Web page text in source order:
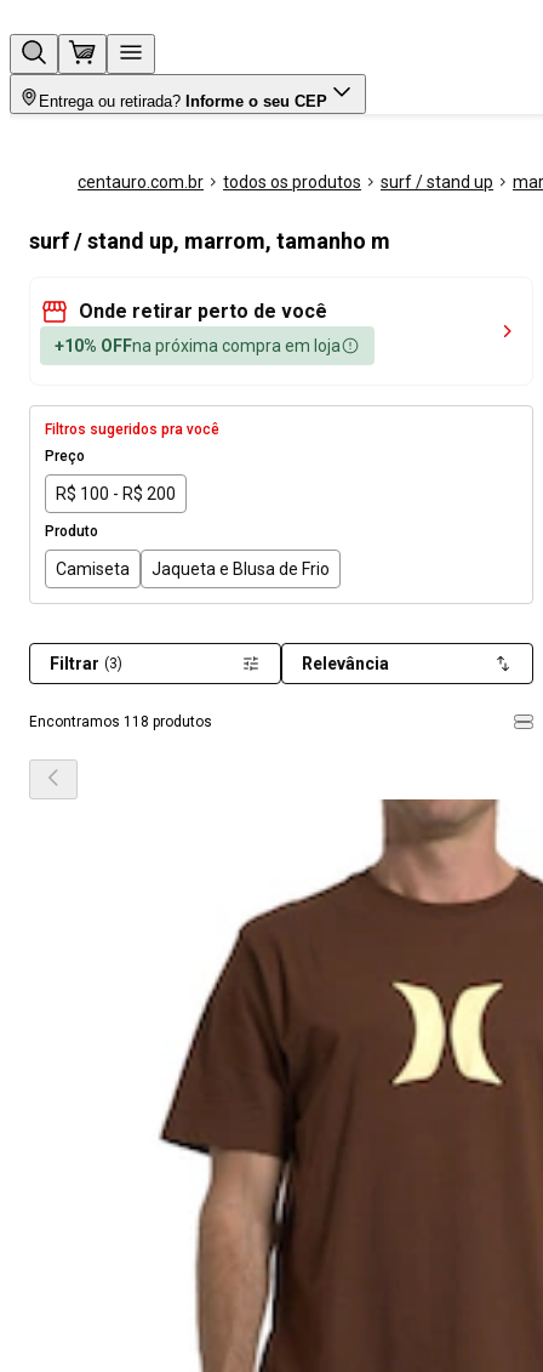
Entrega ou retirada? Informe o seu CEP
centauro.com.br todos os produtos surf / stand up
surf / stand up, marrom, tamanho m
Onde retirar perto de você
+10% OFFna próxima compra em loja
Filtros sugeridos pra você
Preço
R$ 100 - R$ 200
Produto
Camiseta Jaqueta e Blusa de Frio
Encontramos 118 produtos
Filtrar (3) Relevância